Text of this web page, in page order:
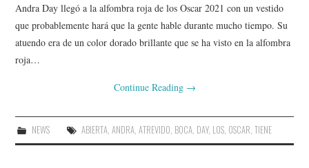
Andra Day llegó a la alfombra roja de los Oscar 2021 con un vestido
que probablemente hará que la gente hable durante mucho tiempo. Su
atuendo era de un color dorado brillante que se ha visto en la alfombra
roja…
Continue Reading →
NEWS ABIERTA, ANDRA, ATREVIDO, BOCA, DAY, LOS, OSCAR, TIENE